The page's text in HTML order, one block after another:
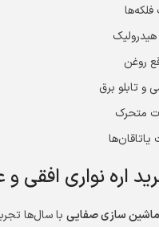
روغن
و تابلو برق
متحرک
اره نواری افقی
سازی صفایی با سال‌ها